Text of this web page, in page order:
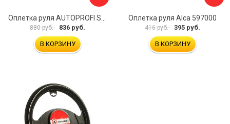
880 руб. 836 руб.
В КОРЗИНУ
Оплетка руля Alca 597000
416 руб. 395 руб.
В КОРЗИНУ